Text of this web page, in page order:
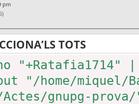
pm
TOTS
"+Ratafia1714"
"/home/miquel/
Actes/gnupg-